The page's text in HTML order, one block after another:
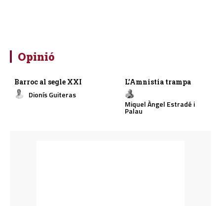
Opinió
Barroc al segle XXI
Dionís Guiteras
L’Amnistia trampa
Miquel Àngel Estradé i
Palau